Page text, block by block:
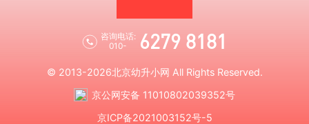
咨询电话:
010-
6279 8181
© 2013-2026北京幼升小网 All Rights Reserved.
京公网安备 11010802039352号
京ICP备2021003152号-5